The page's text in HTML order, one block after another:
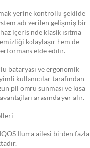
yerine kontrollü şekilde
adı verilen gelişmiş bir
içerisinde klasik ısıtma
kolaylaşır hem de
elde edilir.
bataryası ve ergonomik
kullanıcılar tarafından
pil ömrü sunması ve kısa
arasında yer alır.
Iluma ailesi birden fazla